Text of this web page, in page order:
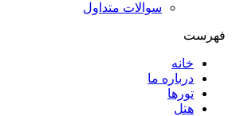
سوالات متداول
فهرست
خانه
درباره ما
تورها
هتل